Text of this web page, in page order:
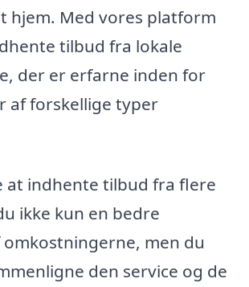
hjem. Med vores platform
tilbud fra lokale
der er erfarne inden for
af forskellige typer
at indhente tilbud fra flere
ikke kun en bedre
men du
den service og de